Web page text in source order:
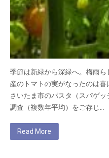
季節は新緑から深緑へ。梅雨
産のトマトの実がなったのは喜
さいたま市のパスタ（スパゲ
調査（複数年平均）をご存じ…
Read More